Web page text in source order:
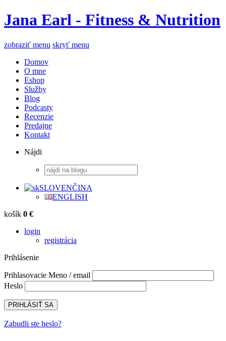
Jana Earl - Fitness & Nutrition
zobraziť menu skryť menu
Domov
O mne
Eshop
Služby
Blog
Podcasty
Recenzie
Predajne
Kontakt
Nájdi
SLOVENČINA
ENGLISH
košík 0 €
login
registrácia
Prihlásenie
Prihlasovacie Meno / email
Heslo
Zabudli ste heslo?